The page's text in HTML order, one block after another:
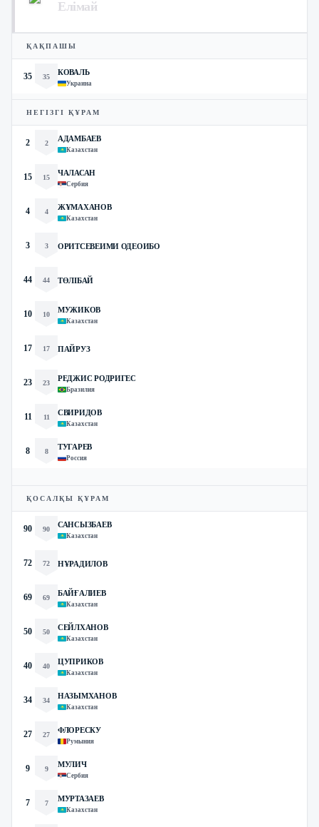
Елімай
ҚАҚПАШЫ
35 35
КОВАЛЬ
Украина
НЕГІЗГІ ҚҰРАМ
2 2
АДАМБАЕВ
Казахстан
15 15
ЧАЛАСАН
Сербия
4 4
ЖҰМАХАНОВ
Казахстан
3 3 ОРИТСЕВЕИМИ ОДЕОИБО
44 44 ТӨЛІБАЙ
10 10
МУЖИКОВ
Казахстан
17 17 ПАЙРУЗ
23 23
РЕДЖИС РОДРИГЕС
Бразилия
11 11
СВИРИДОВ
Казахстан
8 8
ТУГАРЕВ
Россия
ҚОСАЛҚЫ ҚҰРАМ
90 90
САНСЫЗБАЕВ
Казахстан
72 72 НҰРАДИЛОВ
69 69
БАЙҒАЛИЕВ
Казахстан
50 50
СЕЙЛХАНОВ
Казахстан
40 40
ЦУПРИКОВ
Казахстан
34 34
НАЗЫМХАНОВ
Казахстан
27 27
ФЛОРЕСКУ
Румыния
9 9
МУЛИЧ
Сербия
7 7
МУРТАЗАЕВ
Казахстан